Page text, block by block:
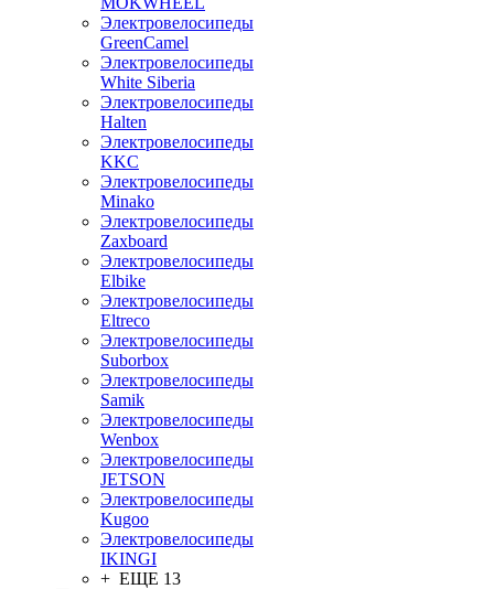
Электровелосипеды
GreenCamel
Электровелосипеды
White Siberia
Электровелосипеды
Halten
Электровелосипеды
KKC
Электровелосипеды
Minako
Электровелосипеды
Zaxboard
Электровелосипеды
Elbike
Электровелосипеды
Eltreco
Электровелосипеды
Suborbox
Электровелосипеды
Samik
Электровелосипеды
Wenbox
Электровелосипеды
JETSON
Электровелосипеды
Kugoo
Электровелосипеды
IKINGI
+ ЕЩЕ 13